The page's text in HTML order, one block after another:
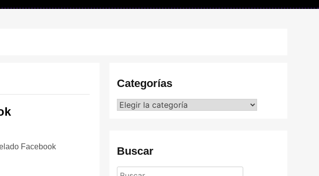
Facebook
Categorías
Categorías
Buscar
Buscar: